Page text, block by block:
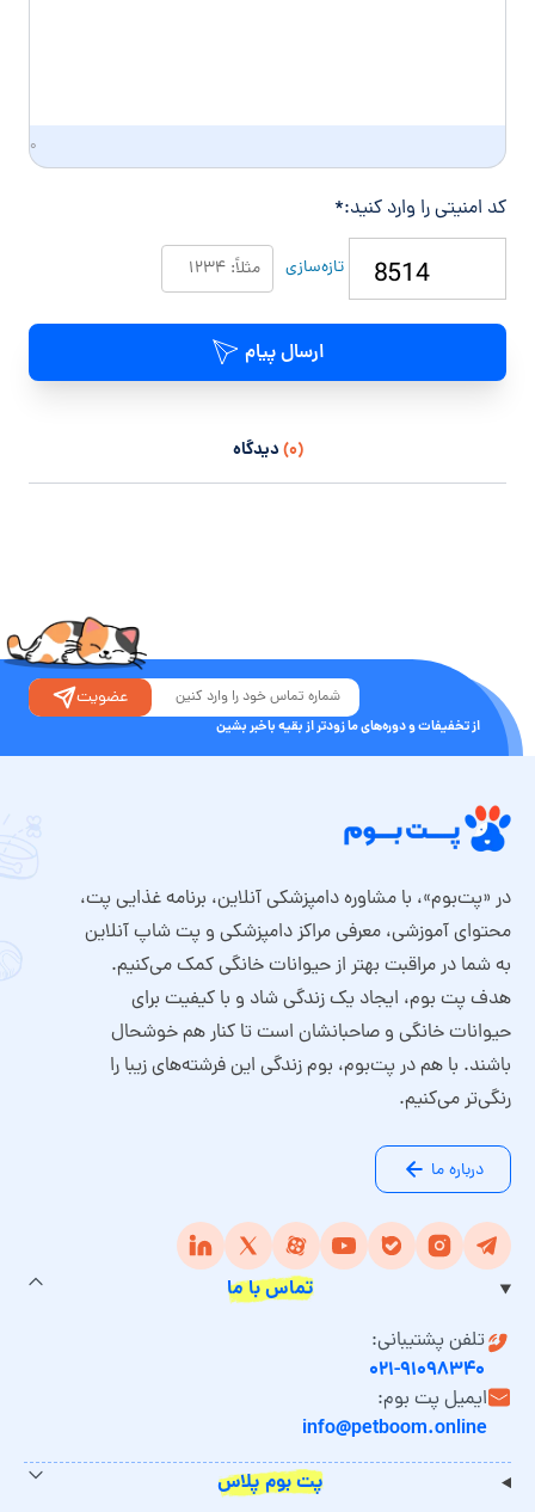
۰
کد امنیتی را وارد کنید:*
تازه‌سازی
ارسال پیام
(۰) دیدگاه
از تخفیفات و دوره‌های ما زودتر از بقیه باخبر بشین
عضویت
در «پت‌بوم»، با مشاوره دامپزشکی آنلاین، برنامه غذایی پت،
محتوای آموزشی، معرفی مراکز دامپزشکی و پت شاپ آنلاین
به شما در مراقبت بهتر از حیوانات خانگی کمک می‌کنیم.
هدف پت بوم، ایجاد یک زندگی شاد و با کیفیت برای
حیوانات خانگی و صاحبانشان است تا کنار هم خوشحال
باشند. با هم در پت‌بوم، بوم زندگی این فرشته‌های زیبا را
رنگی‌تر می‌کنیم.
درباره ما
تماس با ما
تلفن پشتیبانی:
۰۲۱-۹۱۰۹۸۳۴۰
ایمیل پت بوم:
info@petboom.online
پت بوم پلاس